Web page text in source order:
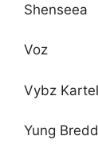
Shenseea
Voz
Vybz Kartel
Yung